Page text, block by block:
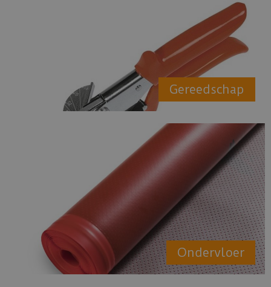
Gereedschap
Ondervloer